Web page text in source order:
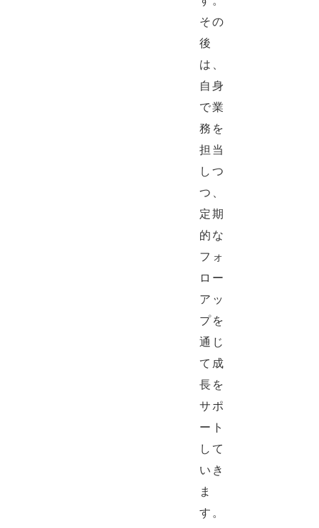
その
後
は、
自身
で業
務を
担当
しつ
つ、
定期
的な
フォ
ロー
アッ
プを
通じ
て成
長を
サポ
ート
して
いき
ま
す。